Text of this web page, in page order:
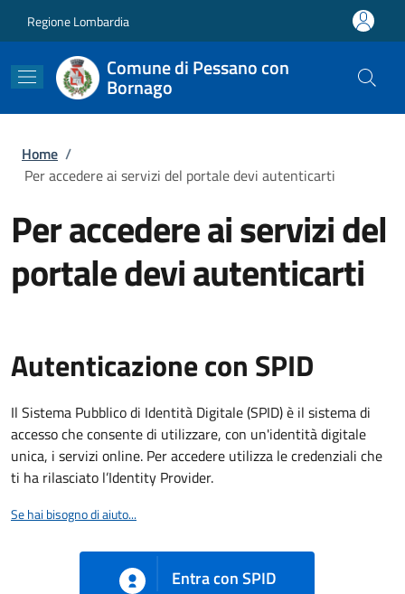
Regione Lombardia
Comune di Pessano con
Bornago
Briciole di pane
Home /
Per accedere ai servizi del portale devi autenticarti
Per accedere ai servizi del
portale devi autenticarti
Autenticazione con SPID
Il Sistema Pubblico di Identità Digitale (SPID) è il sistema di
accesso che consente di utilizzare, con un'identità digitale
unica, i servizi online. Per accedere utilizza le credenziali che
ti ha rilasciato l’Identity Provider.
Se hai bisogno di aiuto...
Entra con SPID